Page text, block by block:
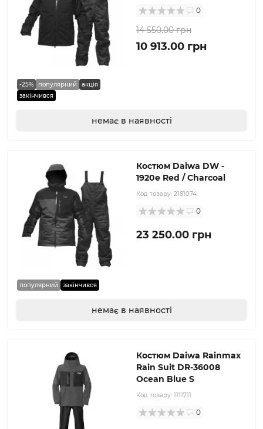
-25% популярний
акція
закінчився
0
14 550.00 грн
10 913.00 грн
немає в наявності
популярний закінчився
Костюм Daiwa DW -
1920e Red / Charcoal
Код товару: 2181074
0
23 250.00 грн
немає в наявності
Костюм Daiwa Rainmax
Rain Suit DR-36008
Ocean Blue S
Код товару: 1111711
0